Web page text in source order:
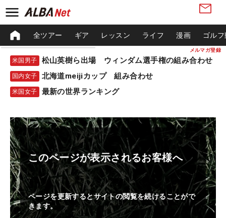
メルマガ登録
全ツアー ギア レッスン ライフ 漫画 ゴル
米国男子 松山英樹ら出場 ウィンダム選手権の組み合わせ
国内女子 北海道meijiカップ 組み合わせ
米国女子 最新の世界ランキング
このページが表示されるお客様へ
ページを更新するとサイトの閲覧を続けることがで
きます。